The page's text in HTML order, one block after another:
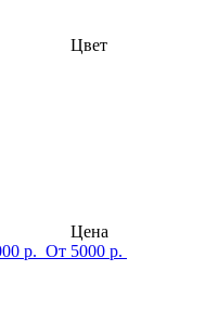
Цвет
Цена
р. От 5000 р.